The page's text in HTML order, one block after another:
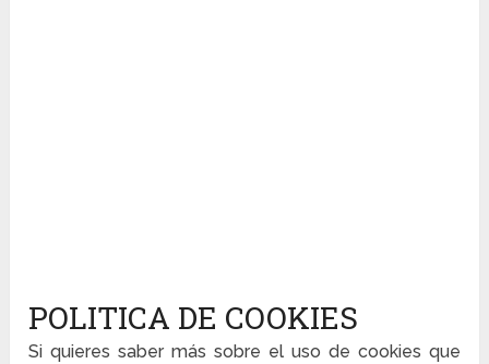
POLITICA DE COOKIES
Si quieres saber más sobre el uso de cookies que